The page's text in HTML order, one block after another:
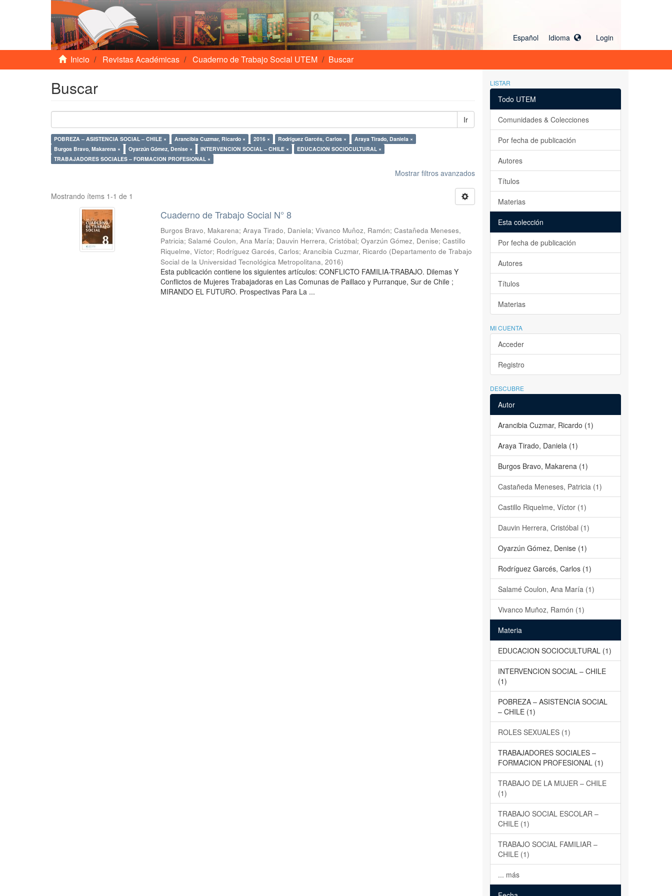
Español Idioma Login
Inicio Revistas Académicas Cuaderno de Trabajo Social UTEM Buscar
Buscar
Ir
POBREZA – ASISTENCIA SOCIAL – CHILE × Arancibia Cuzmar, Ricardo × 2016 × Rodríguez Garcés, Carlos ×
Araya Tirado, Daniela ×
Burgos Bravo, Makarena ×
Oyarzún Gómez, Denise × INTERVENCION SOCIAL – CHILE ×
EDUCACION SOCIOCULTURAL ×
TRABAJADORES SOCIALES – FORMACION PROFESIONAL ×
Mostrar filtros avanzados
Mostrando ítems 1-1 de 1
Cuaderno de Trabajo Social N° 8
Burgos Bravo, Makarena;Araya Tirado, Daniela;Vivanco Muñoz, Ramón;Castañeda Meneses,
Patricia;Salamé Coulon, Ana María; Dauvin Herrera, Cristóbal;Oyarzún Gómez, Denise;Castillo
Riquelme, Víctor; Rodríguez Garcés, Carlos;Arancibia Cuzmar, Ricardo (Departamento de Trabajo
Social de la Universidad Tecnológica Metropolitana,2016)
Esta publicación contiene los siguientes artículos: CONFLICTO FAMILIA-TRABAJO. Dilemas Y
Conflictos de Mujeres Trabajadoras en Las Comunas de Paillaco y Purranque, Sur de Chile ;
MIRANDO EL FUTURO. Prospectivas Para La ...
LISTAR
Todo UTEM
Comunidades & Colecciones
Por fecha de publicación
Autores
Títulos
Materias
Esta colección
Por fecha de publicación
Autores
Títulos
Materias
MI CUENTA
Acceder
Registro
DESCUBRE
Autor
Arancibia Cuzmar, Ricardo (1)
Araya Tirado, Daniela (1)
Burgos Bravo, Makarena (1)
Castañeda Meneses, Patricia (1)
Castillo Riquelme, Víctor (1)
Dauvin Herrera, Cristóbal (1)
Oyarzún Gómez, Denise (1)
Rodríguez Garcés, Carlos (1)
Salamé Coulon, Ana María (1)
Vivanco Muñoz, Ramón (1)
Materia
EDUCACION SOCIOCULTURAL (1)
INTERVENCION SOCIAL – CHILE
(1)
POBREZA – ASISTENCIA SOCIAL
– CHILE (1)
ROLES SEXUALES (1)
TRABAJADORES SOCIALES –
FORMACION PROFESIONAL (1)
TRABAJO DE LA MUJER – CHILE
(1)
TRABAJO SOCIAL ESCOLAR –
CHILE (1)
TRABAJO SOCIAL FAMILIAR –
CHILE (1)
... más